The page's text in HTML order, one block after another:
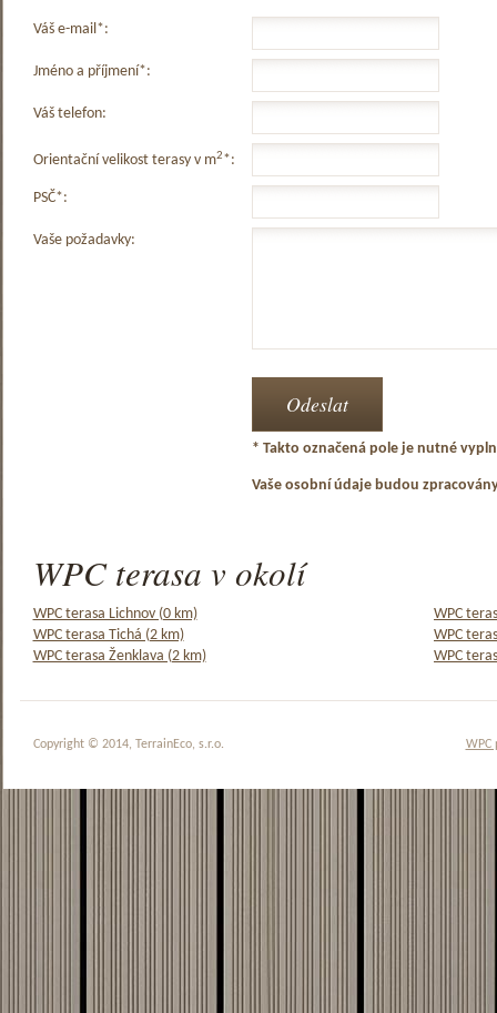
Váš e-mail*:
Jméno a příjmení*:
Váš telefon:
Orientační velikost terasy v m2*:
PSČ*:
Vaše požadavky:
* Takto označená pole je nutné
Vaše osobní údaje budou
WPC terasa v okolí
WPC terasa Lichnov (0 km)
WPC
WPC terasa Tichá (2 km)
WPC
WPC terasa Ženklava (2 km)
WPC
WPC
Copyright © 2014, TerrainEco, s.r.o.